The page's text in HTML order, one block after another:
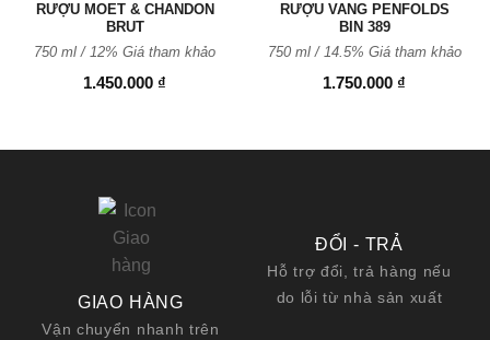
RƯỢU MOET & CHANDON
BRUT
1.450.000 ₫
750 ml / 12% Giá tham khảo
RƯỢU VANG PENFOLDS
BIN 389
1.750.000 ₫
750 ml / 14.5% Giá tham khảo
GIAO HÀNG
Vận chuyển nhanh trên
ĐỔI - TRẢ
Hỗ trợ đổi, trả hàng nếu
do lỗi từ nhà sản xuất